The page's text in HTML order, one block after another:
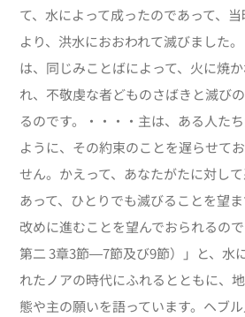
て、水によって成ったのであって、
より、洪水におおわれて滅びました
は、同じみことばによって、火に焼
れ、不敬虔な者どものさばきと滅び
るのです。・・・・主は、ある人た
ように、その約束のことを遅らせて
せん。かえって、あなたがたに対し
あって、ひとりでも滅びることを望
改めに進むことを望んでおられるの
第二 3章3節―7節及び9節）」と、水
れたノアの時代にふれるとともに、
態や主の願いを語っています。ヘブ